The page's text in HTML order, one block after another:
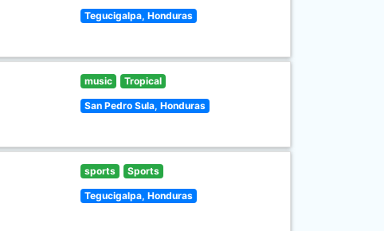
Tegucigalpa, Honduras
music Tropical
San Pedro Sula, Honduras
sports Sports
Tegucigalpa, Honduras